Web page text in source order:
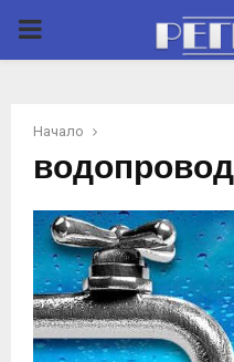
P
M
A
R
Начало